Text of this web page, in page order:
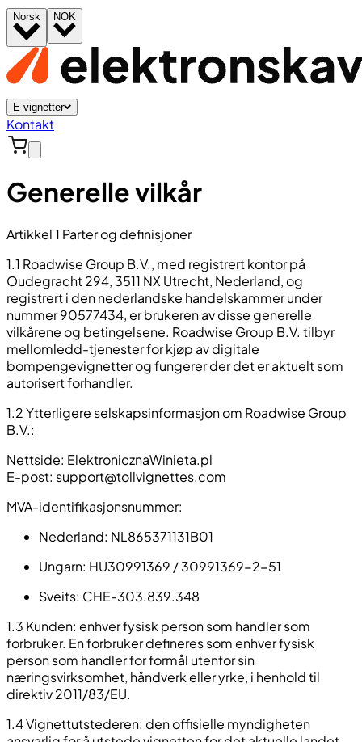
Norsk NOK
E-vignetter
Kontakt
Generelle vilkår
Artikkel 1 Parter og definisjoner
1.1 Roadwise Group B.V., med registrert kontor på
Oudegracht 294, 3511 NX Utrecht, Nederland, og
registrert i den nederlandske handelskammer under
nummer 90577434, er brukeren av disse generelle
vilkårene og betingelsene. Roadwise Group B.V. tilbyr
mellomledd-tjenester for kjøp av digitale
bompengevignetter og fungerer der det er aktuelt som
autorisert forhandler.
1.2 Ytterligere selskapsinformasjon om Roadwise Group
B.V.:
Nettside: ElektronicznaWinieta.pl
E-post: support@tollvignettes.com
MVA-identifikasjonsnummer:
Nederland: NL865371131B01
Ungarn: HU30991369 / 30991369-2-51
Sveits: CHE-303.839.348
1.3 Kunden: enhver fysisk person som handler som
forbruker. En forbruker defineres som enhver fysisk
person som handler for formål utenfor sin
næringsvirksomhet, håndverk eller yrke, i henhold til
direktiv 2011/83/EU.
1.4 Vignettutstederen: den offisielle myndigheten